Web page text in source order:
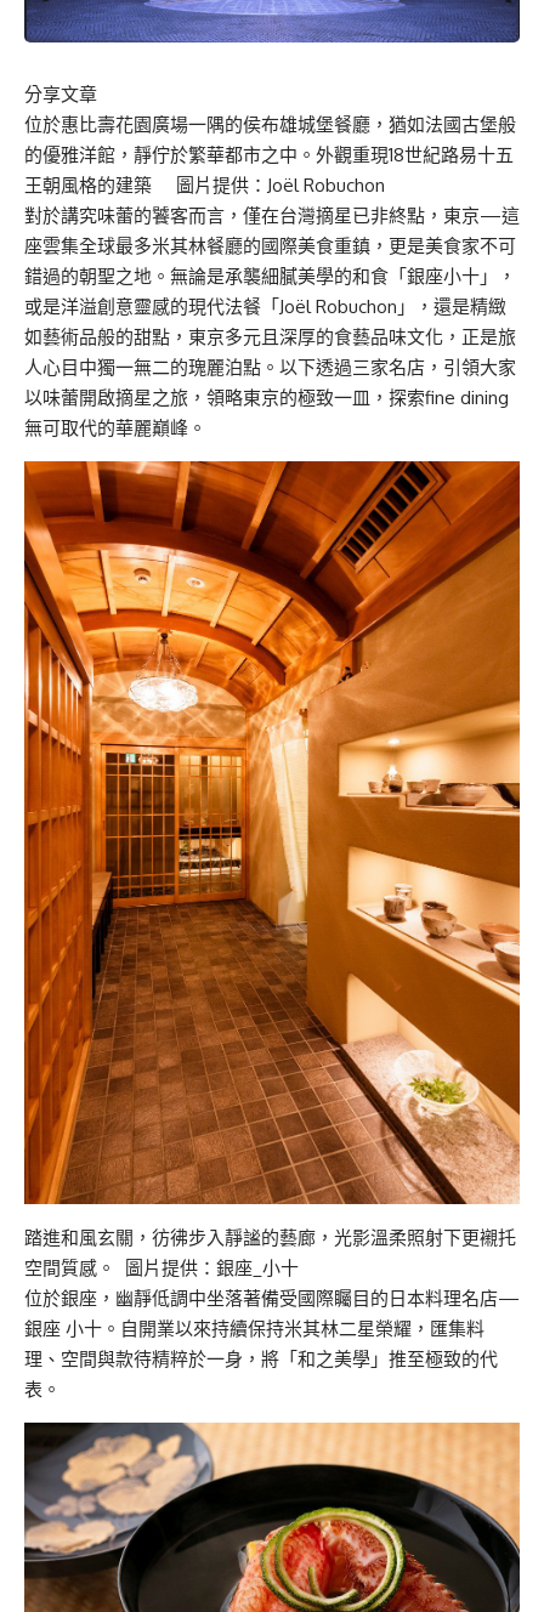
分享文章
位於惠比壽花園廣場一隅的侯布雄城堡餐廳，猶如法國古堡般
的優雅洋館，靜佇於繁華都市之中。外觀重現18世紀路易十五
王朝風格的建築 圖片提供：Joël Robuchon
對於講究味蕾的饕客而言，僅在台灣摘星已非終點，東京—這
座雲集全球最多米其林餐廳的國際美食重鎮，更是美食家不可
錯過的朝聖之地。無論是承襲細膩美學的和食「銀座小十」，
或是洋溢創意靈感的現代法餐「Joël Robuchon」，還是精緻
如藝術品般的甜點，東京多元且深厚的食藝品味文化，正是旅
人心目中獨一無二的瑰麗泊點。以下透過三家名店，引領大家
以味蕾開啟摘星之旅，領略東京的極致一皿，探索fine dining
無可取代的華麗巔峰。
踏進和風玄關，彷彿步入靜謐的藝廊，光影溫柔照射下更襯托
空間質感。 圖片提供：銀座_小十
位於銀座，幽靜低調中坐落著備受國際矚目的日本料理名店—
銀座 小十。自開業以來持續保持米其林二星榮耀，匯集料
理、空間與款待精粹於一身，將「和之美學」推至極致的代
表。